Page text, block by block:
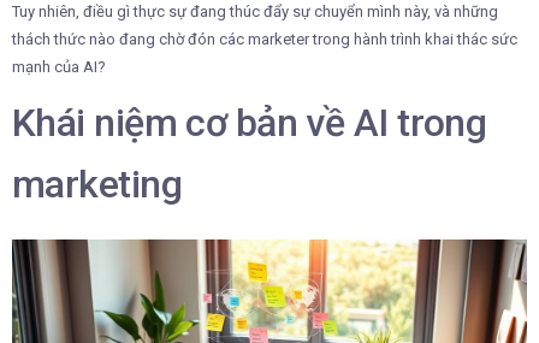
Tuy nhiên, điều gì thực sự đang thúc đẩy sự chuyển mình này, và những
thách thức nào đang chờ đón các marketer trong hành trình khai thác sức
mạnh của AI?
Khái niệm cơ bản về AI trong
marketing